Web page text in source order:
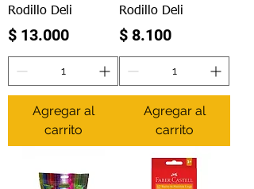
Rodillo Deli
Precio
$ 13.000
Agregar al
carrito
Rodillo Deli
Precio
$ 8.100
Agregar al
carrito